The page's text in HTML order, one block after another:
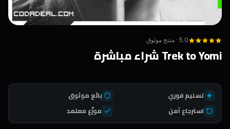
5.0 · منتج موثوق
Trek to Yomi شراء مباشرة
تسليم فوري
بائع موثوق
استرجاع آمن
موزّع معتمد